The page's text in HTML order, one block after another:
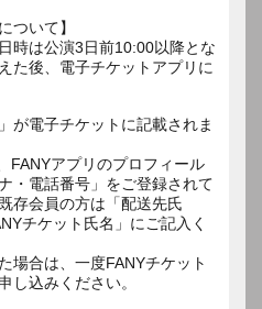
ついて】
時は公演3日前10:00以降とな
た後、電子チケットアプリに
が電子チケットに記載されま
FANYアプリのプロフィール
・電話番号」をご登録されて
存会員の方は「配送先氏
チケット氏名」にご記入く
場合は、一度FANYチケット
し込みください。